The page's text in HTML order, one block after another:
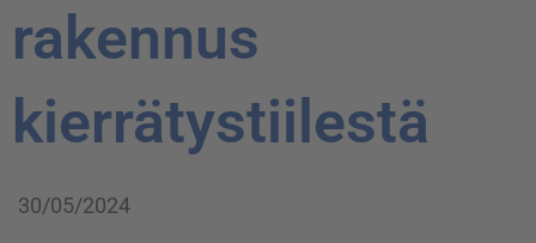
rakennus
kierrätystiilestä
30/05/2024